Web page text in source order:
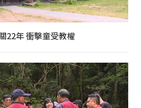
22年 衝擊童受教權